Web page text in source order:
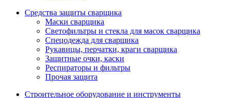
Средства защиты сварщика
Маски сварщика
Светофильтры и стекла для масок сварщика
Спецодежда для сварщика
Рукавицы, перчатки, краги сварщика
Защитные очки, каски
Респираторы и фильтры
Прочая защита
Строительное оборудование и инструменты